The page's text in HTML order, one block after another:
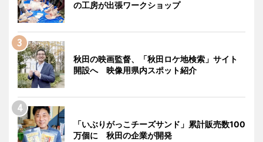
の工房が出張ワークショップ
秋田の映画監督、「秋田ロケ地検索」サイト
開設へ 映像用県内スポット紹介
「いぶりがっこチーズサンド」累計販売数100
万個に 秋田の企業が開発